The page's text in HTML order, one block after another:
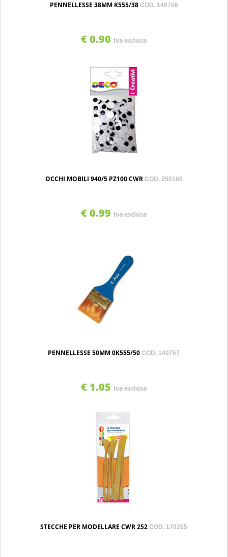
PENNELLESSE 38MM K555/38 COD. 140756
€ 0.90 Iva esclusa
OCCHI MOBILI 940/5 PZ100 CWR COD. 250100
€ 0.99 Iva esclusa
PENNELLESSE 50MM 0K555/50 COD. 140757
€ 1.05 Iva esclusa
STECCHE PER MODELLARE CWR 252 COD. 170205